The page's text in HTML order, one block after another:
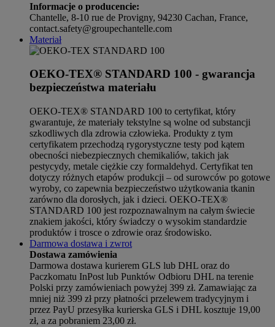
Informacje o producencie:
Chantelle, 8-10 rue de Provigny, 94230 Cachan, France,
contact.safety@groupechantelle.com
Materiał
OEKO-TEX® STANDARD 100 - gwarancja
bezpieczeństwa materiału
OEKO-TEX® STANDARD 100 to certyfikat, który
gwarantuje, że materiały tekstylne są wolne od substancji
szkodliwych dla zdrowia człowieka. Produkty z tym
certyfikatem przechodzą rygorystyczne testy pod kątem
obecności niebezpiecznych chemikaliów, takich jak
pestycydy, metale ciężkie czy formaldehyd. Certyfikat ten
dotyczy różnych etapów produkcji – od surowców po gotowe
wyroby, co zapewnia bezpieczeństwo użytkowania tkanin
zarówno dla dorosłych, jak i dzieci. OEKO-TEX®
STANDARD 100 jest rozpoznawalnym na całym świecie
znakiem jakości, który świadczy o wysokim standardzie
produktów i trosce o zdrowie oraz środowisko.
Darmowa dostawa i zwrot
Dostawa zamówienia
Darmowa dostawa kurierem GLS lub DHL oraz do
Paczkomatu InPost lub Punktów Odbioru DHL na terenie
Polski przy zamówieniach powyżej 399 zł. Zamawiając za
mniej niż 399 zł przy płatności przelewem tradycyjnym i
przez PayU przesyłka kurierska GLS i DHL kosztuje 19,00
zł, a za pobraniem 23,00 zł.